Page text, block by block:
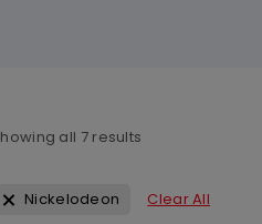
all 7results
Nickelodeon Clear All